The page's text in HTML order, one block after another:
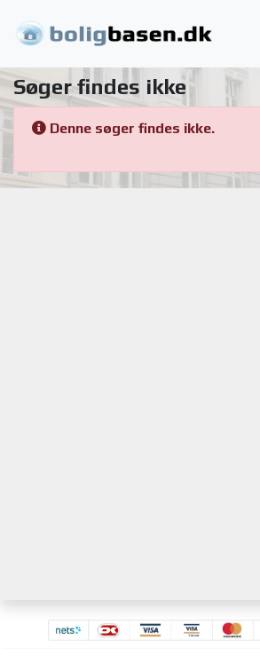
Søger findes ikke
Denne søger findes ikke.